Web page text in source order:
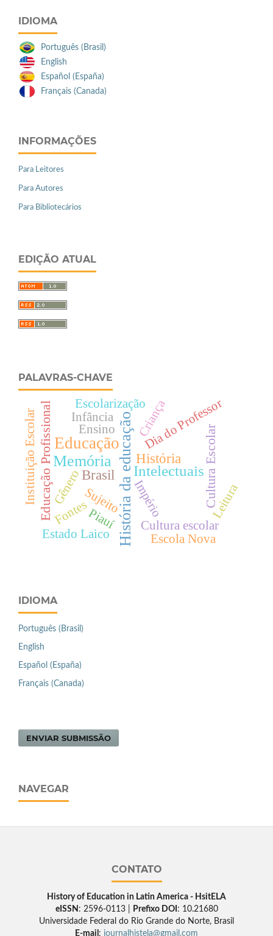
IDIOMA
Português (Brasil)
English
Español (España)
Français (Canada)
INFORMAÇÕES
Para Leitores
Para Autores
Para Bibliotecários
EDIÇÃO ATUAL
PALAVRAS-CHAVE
EducaçãoHistória da educação
Memória
Intelectuais
História
Brasil
Educação Profissional Cultura Escolar
Império
Gênero
Escolarização
Cultura escolar
Dia do Professor
Escola Nova
Leitura
Sujeito
FontesPiauí
Ensino
Instituição Escolar
Estado Laico
Criança
Infância
IDIOMA
Português (Brasil)
English
Español (España)
Français (Canada)
ENVIAR SUBMISSÃO
NAVEGAR
CONTATO
History of Education in Latin America - HsitELA
eISSN : 2596-0113 | Prefixo DOI : 10.21680
Universidade Federal do Rio Grande do Norte, Brasil
E-mail : journalhistela@gmail.com